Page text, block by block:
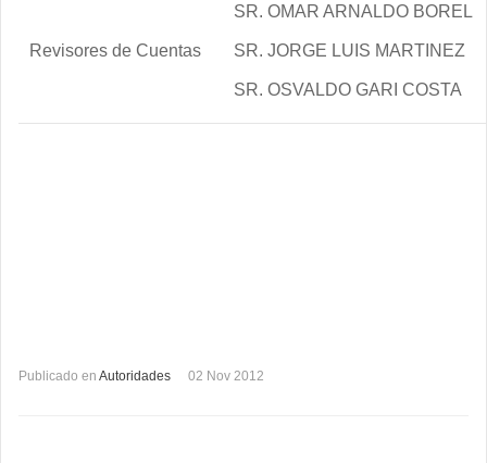
Revisores de Cuentas
SR. OMAR ARNALDO BOREL
SR. JORGE LUIS MARTINEZ
SR. OSVALDO GARI COSTA
Publicado en Autoridades 02 Nov 2012